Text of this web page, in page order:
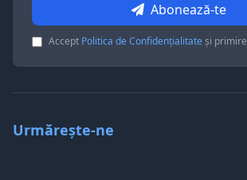
Abonează-te
Accept Politica de Confidențialitateși
Urmărește-ne